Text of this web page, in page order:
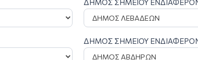
ΔΗΜΟΣ ΣΗΜΕΙΟΥ
ΔΗΜΟΣ ΣΗΜΕΙΟΥ